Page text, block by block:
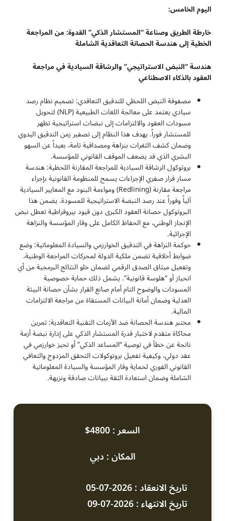
اليوم الخامس:
خارطة الطريق وصناعة “المستشار الذكي” القدوة: من المراجعة
الخطية إلى هندسة الحصانة التعاقدية الشاملة
هندسة “النبض الاستراتيجي” والرشاقة السيادية في مراجعة
العقود بالذكاء الاصطناعي
مصفوفة النبض اللحظي للتدقيق التعاقدي: تصميم نظام رصد
سيادي يعتمد على معالجة اللغات الطبيعية (NLP) لتحويل
مسودات العقود والالتزامات إلى نبضات استراتيجية تظهر
للمستشار فوراً. يهدف هذا النظام إلى تصفير زمن التدقيق اليدوي
وضمان كشف الثغرات بنزاهة ومصداقية تامة، بعيداً عن السهو
البشري الذي قد يضعف الموقف القانوني للمؤسسة.
بروتوكول الرشاقة السيادية للمراجعة المقارنة اللحظية: هندسة
مسار قرار صفري الإجراءات يسمح للمنظومة القانونية بإجراء
مراجعة مقارنة (Redlining) ومواءمة البنود مع المعايير السيادية
آلياً وفوراً عند رصد النبضة الاستراتيجية للمسودة. يضمن هذا
البروتوكول حصانة العقود الكبرى دون قيود بيروقراطية تعطل نبض
الإنجاز الوطني، مع الحفاظ الكامل على وقار المؤسسة والنزاهة
الإجرائية.
حوكمة النزاهة في التدقيق الخوارزمي والسيادة المعلوماتية: وضع
ضوابط أخلاقية تضمن ملكية الدولة لمحركات المراجعة الوطنية،
وتفعيل ميثاق الصدق الرقمي لضمان خلو النتائج البرمجية من أي
انحياز أو “هلوسة قانونية”. يشمل ذلك حماية خصوصية
المسودات والوضوح التام أمام صانع القرار بشأن حصانة البيئة
العدلية وضمان أمانة البيانات المستقاة من مراجعة الالتزامات
المالية.
مختبر هندسة الحصانة ضد الأزمات التقنية التعاقدية: تمرين
محاكاة متقدم لاختبار قدرة المستشار الذكي على إدارة نبضة أزمة
ناتجة عن خطأ في توصية “المساعد الذكي” أو تحيز خوارزمي في
عقد دولي، وكيفية تفعيل بروتوكولات التحقق المزدوج والتعافي
القانوني الفوري لحماية وقار المؤسسة والسيادة المعلوماتية
الشاملة وضمان استعادة الثقة ببيانات صادقة ونزيهة.
السعر : 4800$
المكان : دبي
تاريخ الانعقاد : 2026-07-05
تاريخ الانتهاء : 2026-07-09